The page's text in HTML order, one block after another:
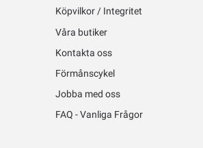
Köpvilkor / Integritet
Våra butiker
Kontakta oss
Förmånscykel
Jobba med oss
FAQ - Vanliga Frågor